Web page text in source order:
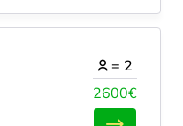
2600€
= 2